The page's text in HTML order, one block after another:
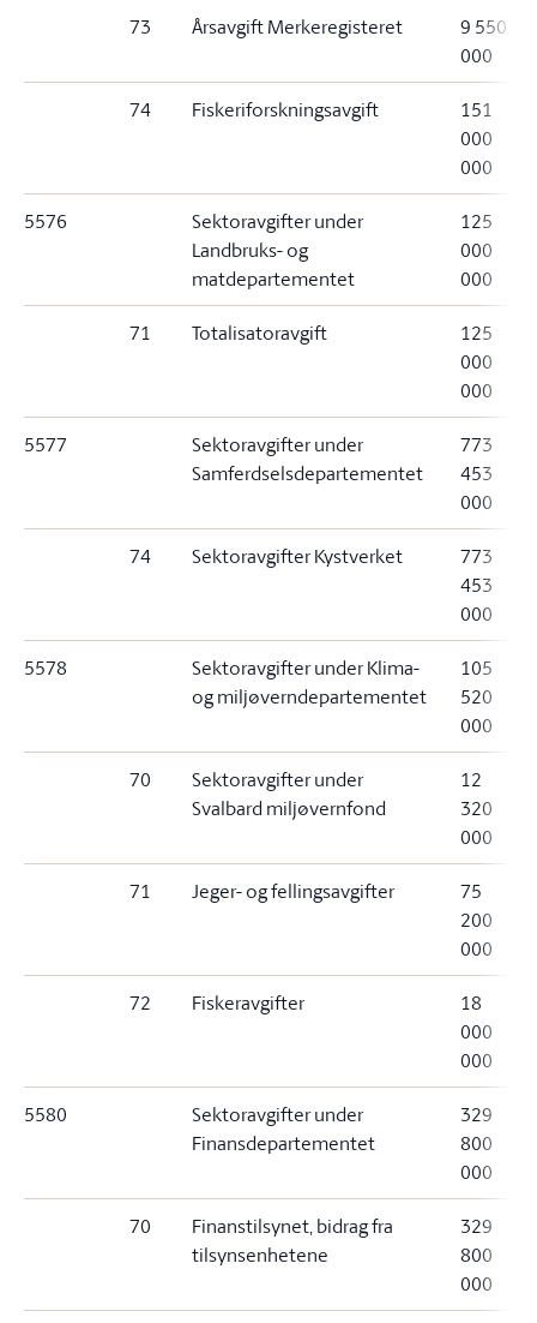
73 Årsavgift Merkeregisteret
9 550
000
74 Fiskeriforskningsavgift
151
000
000
5576
Sektoravgifter under
Landbruks- og
matdepartementet
125
000
000
71 Totalisatoravgift
125
000
000
5577
Sektoravgifter under
Samferdselsdepartementet
773
453
000
74 Sektoravgifter Kystverket
773
453
000
5578
Sektoravgifter under Klima-
og miljøverndepartementet
105
520
000
70
Sektoravgifter under
Svalbard miljøvernfond
12
320
000
71 Jeger- og fellingsavgifter
75
200
000
72 Fiskeravgifter
18
000
000
5580
Sektoravgifter under
Finansdepartementet
329
800
000
70
Finanstilsynet, bidrag fra
tilsynsenhetene
329
800
000